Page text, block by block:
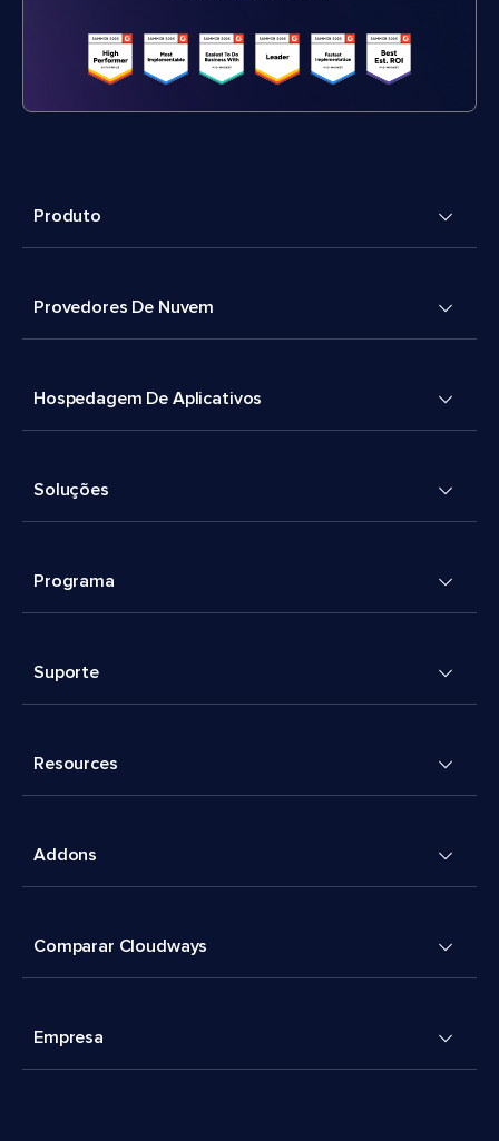
Produto
Provedores De Nuvem
Hospedagem De Aplicativos
Soluções
Programa
Suporte
Resources
Addons
Comparar Cloudways
Empresa